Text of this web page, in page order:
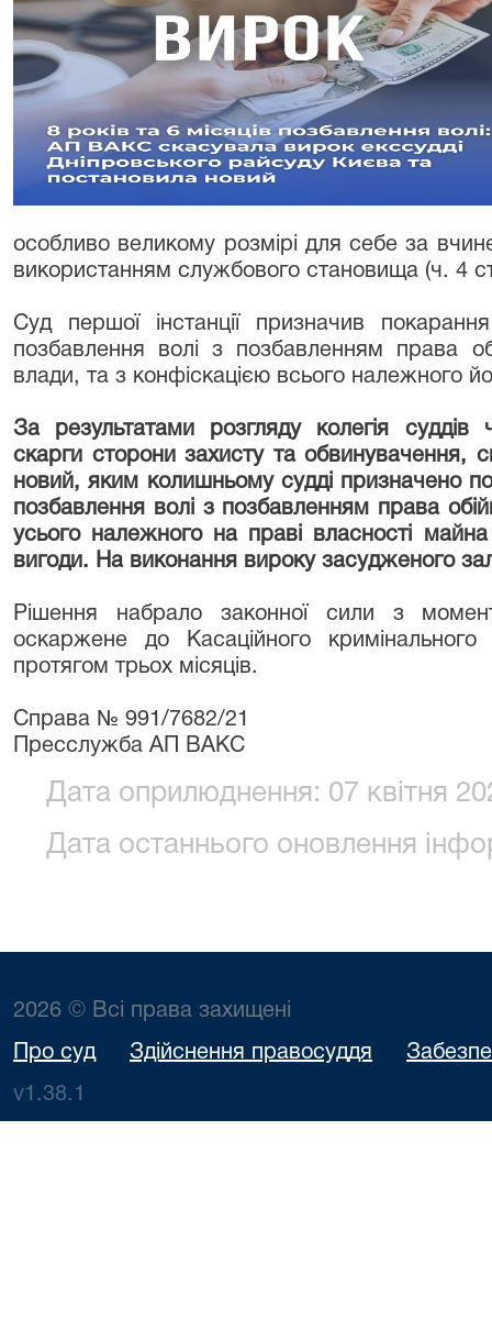
особливо великому розмірі для себе за
використанням службового становища (ч. 4
Суд першої інстанції призначив
позбавлення волі з позбавленням права
влади, та з конфіскацією всього належного
За результатами розгляду колегія суддів
скарги сторони захисту та обвинувачення,
новий, яким колишньому судді призначено
позбавлення волі з позбавленням права
усього належного на праві власності
вигоди. На виконання вироку засудженого
Рішення набрало законної сили з
оскаржене до Касаційного
протягом трьох місяців.
Справа № 991/7682/21
Пресслужба АП ВАКС
Дата оприлюднення: 07 квітня
Дата останнього оновлення
2026 © Всі права захищені
Про суд Здійснення правосуддя
v1.38.1